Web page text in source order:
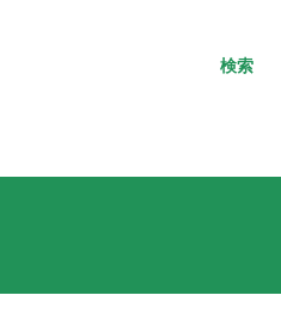
検索